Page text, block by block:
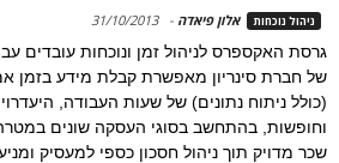
ניהול נוכחות אלון פיאדה -
31/10/2013
גרסת האקספרס לניהול זמן ונוכחות עובדים
של חברת סינריון מאפשרת קבלת מידע בזמן
(כולל ניתוח נתונים) של שעות העבודה,
וחופשות, בהתחשב בסוגי העסקה שונים
שכר מדויק תוך ניהול חסכון כספי למעסיק